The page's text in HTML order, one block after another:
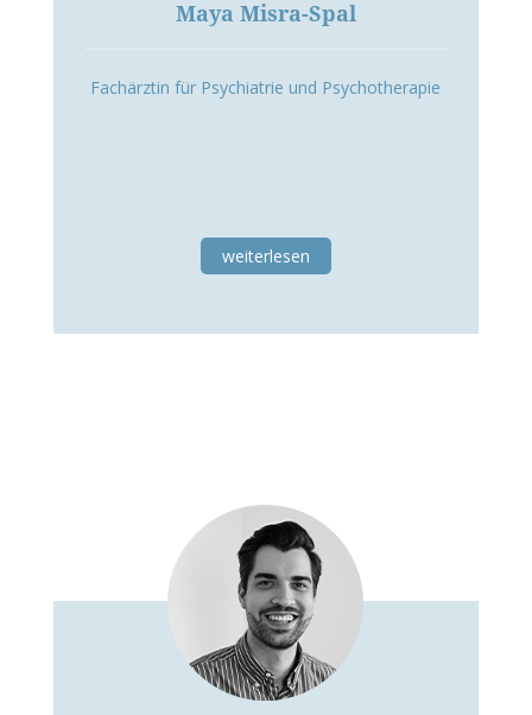
Maya Misra-Spal
Fachärztin für Psychiatrie und Psychotherapie
weiterlesen